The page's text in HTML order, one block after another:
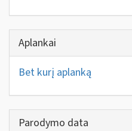
Aplankai
Bet kurį aplanką
Parodymo data